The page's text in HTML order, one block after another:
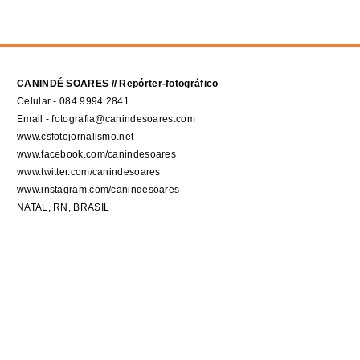
CANINDÉ SOARES // Repórter-fotográfico
Celular - 084 9994.2841
Email - fotografia@canindesoares.com
www.csfotojornalismo.net
www.facebook.com/canindesoares
www.twitter.com/canindesoares
www.instagram.com/canindesoares
NATAL, RN, BRASIL